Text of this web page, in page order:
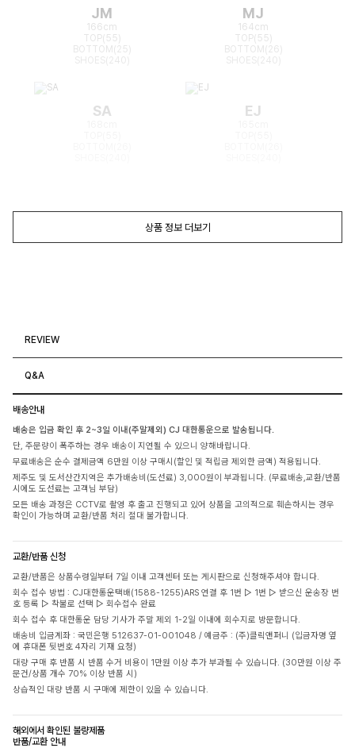
JM
166cm
TOP(55)
BOTTOM(25)
MJ
164cm
TOP(55)
BOTTOM(26)
SA EJ
상품 정보 더보기
REVIEW
Q&A
배송안내
배송은 입금 확인 후 2~3일 이내(주말제외) CJ 대한통운으로 발송됩니다.
단, 주문량이 폭주하는 경우 배송이 지연될 수 있으니 양해바랍니다.
무료배송은 순수 결제금액 6만원 이상 구매시(할인 및 적립금 제외한 금액) 적용됩니다.
제주도 및 도서산간지역은 추가배송비(도선료) 3,000원이 부과됩니다. (무료배송,교환/반품
시에도 도선료는 고객님 부담)
모든 배송 과정은 CCTV로 촬영 후 출고 진행되고 있어 상품을 고의적으로 훼손하시는 경우
확인이 가능하며 교환/반품 처리 절대 불가합니다.
교환/반품 신청
교환/반품은 상품수령일부터 7일 이내 고객센터 또는 게시판으로 신청해주셔야 합니다.
회수 접수 방법 : CJ대한통운택배(1588-1255)ARS 연결 후 1번 ▷ 1번 ▷ 받으신 운송장 번
호 등록 ▷ 착불로 선택 ▷ 회수접수 완료
회수 접수 후 대한통운 담당 기사가 주말 제외 1-2일 이내에 회수지로 방문합니다.
배송비 입금계좌 : 국민은행 512637-01-001048 / 예금주 : (주)클릭앤퍼니 (입금자명 옆
에 휴대폰 뒷번호 4자리 기재 요청)
대량 구매 후 반품 시 반품 수거 비용이 1만원 이상 추가 부과될 수 있습니다. (30만원 이상 주
문건/상품 개수 70% 이상 반품 시)
상습적인 대량 반품 시 구매에 제한이 있을 수 있습니다.
해외에서 확인된 불량제품
반품/교환 안내